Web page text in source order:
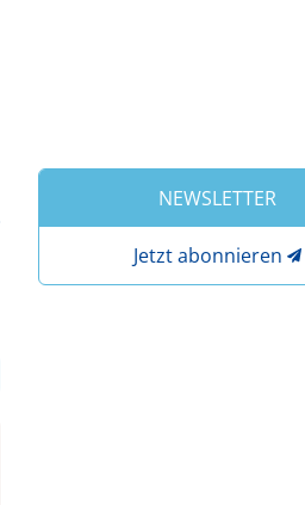
NEWSLETTER
Jetzt abonnieren